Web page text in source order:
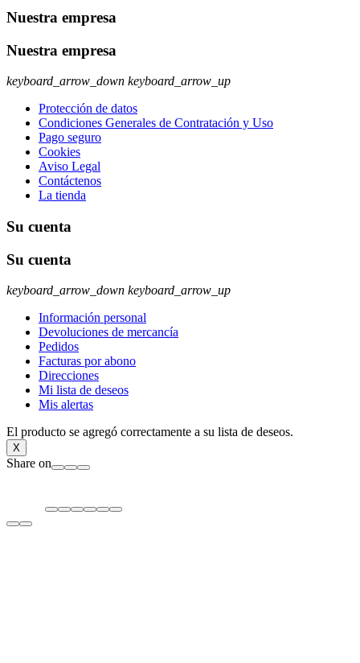
Nuestra empresa
Nuestra empresa
keyboard_arrow_down keyboard_arrow_up
Protección de datos
Condiciones Generales de Contratación y Uso
Pago seguro
Cookies
Aviso Legal
Contáctenos
La tienda
Su cuenta
Su cuenta
keyboard_arrow_down keyboard_arrow_up
Información personal
Devoluciones de mercancía
Pedidos
Facturas por abono
Direcciones
Mi lista de deseos
Mis alertas
El producto se agregó correctamente a su lista de deseos.
X
Share on